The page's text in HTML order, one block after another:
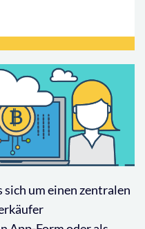
um einen zentralen